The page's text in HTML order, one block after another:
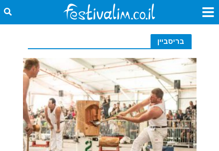
בריסביין